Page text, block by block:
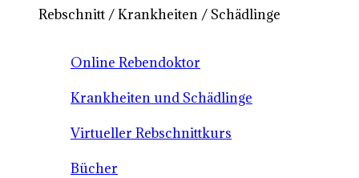
Rebschnitt / Krankheiten / Schädlinge
Online Rebendoktor
Krankheiten und Schädlinge
Virtueller Rebschnittkurs
Bücher